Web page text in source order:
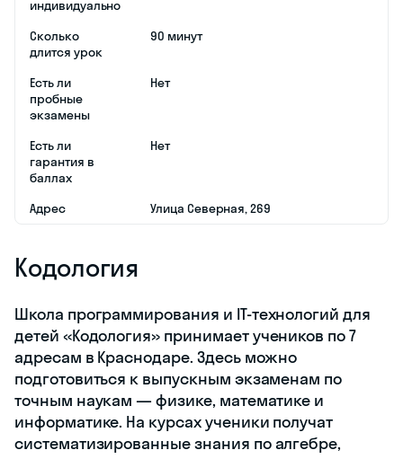
индивидуально
Сколько
длится урок
90 минут
Есть ли
пробные
экзамены
Нет
Есть ли
гарантия в
баллах
Нет
Адрес ​Улица Северная, 269
Кодология
​Школа программирования и IT-технологий для
детей «Кодология» принимает учеников по 7
адресам в Краснодаре. Здесь можно
подготовиться к выпускным экзаменам по
точным наукам — физике, математике и
информатике. На курсах ученики получат
систематизированные знания по алгебре,